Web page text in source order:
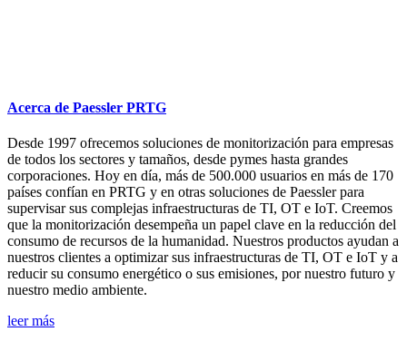
Acerca de Paessler PRTG
Desde 1997 ofrecemos soluciones de monitorización para empresas
de todos los sectores y tamaños, desde pymes hasta grandes
corporaciones. Hoy en día, más de 500.000 usuarios en más de 170
países confían en PRTG y en otras soluciones de Paessler para
supervisar sus complejas infraestructuras de TI, OT e IoT. Creemos
que la monitorización desempeña un papel clave en la reducción del
consumo de recursos de la humanidad. Nuestros productos ayudan a
nuestros clientes a optimizar sus infraestructuras de TI, OT e IoT y a
reducir su consumo energético o sus emisiones, por nuestro futuro y
nuestro medio ambiente.
leer más